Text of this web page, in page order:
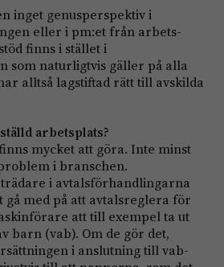
inget ge­nus­perspektiv i
eller i pm:et från arbets­
finns i stället i
som naturligtvis gäller på alla
alltså lag­stiftad rätt till avskilda
arbetsplats?
mycket att göra. Inte minst
i branschen.
i avtalsförhandlingarna
med på att avtals­reglera för
att till exempel ta ut
barn (vab). Om de gör det,
i anslutning till vab-